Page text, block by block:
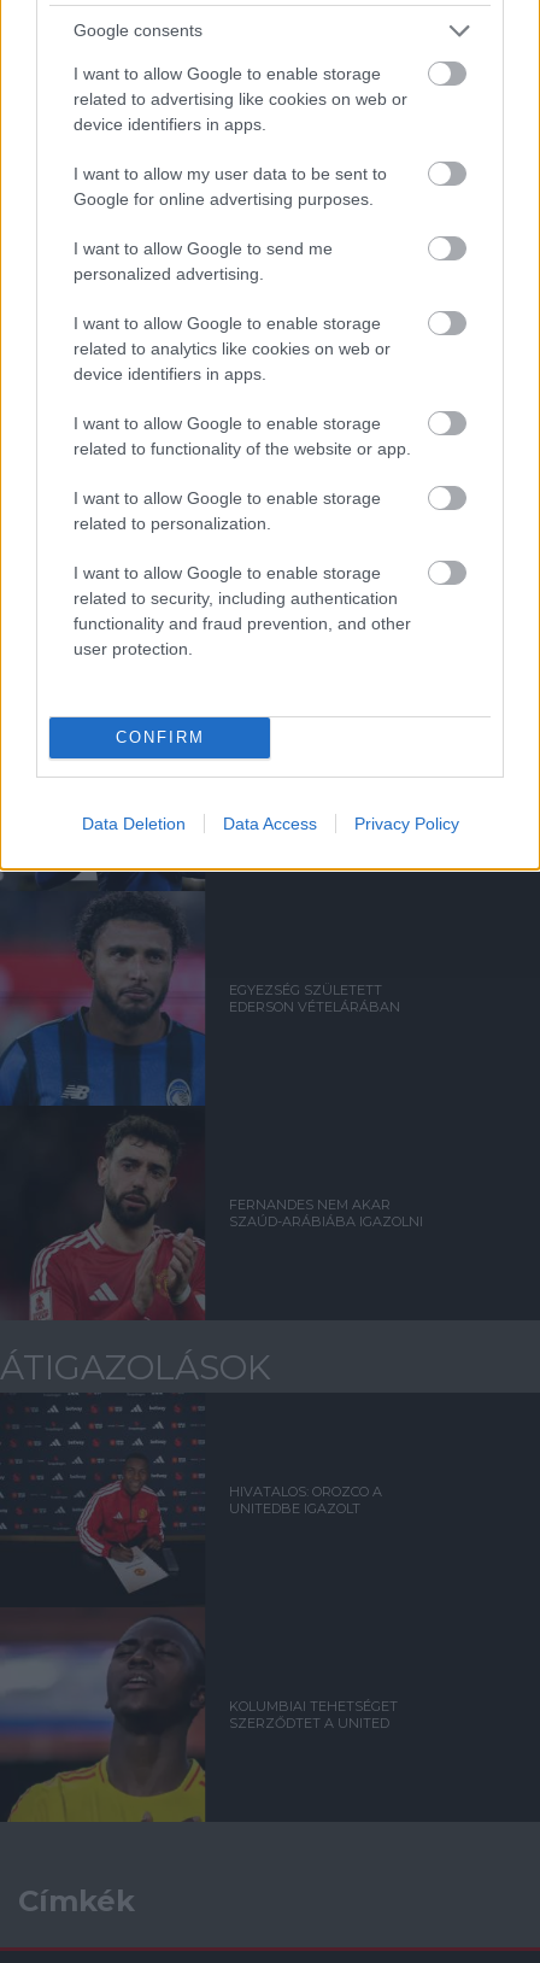
Google consents
I want to allow Google to enable storage
related to advertising like cookies on web or
device identifiers in apps.
I want to allow my user data to be sent to
Google for online advertising purposes.
I want to allow Google to send me
personalized advertising.
I want to allow Google to enable storage
related to analytics like cookies on web or
device identifiers in apps.
I want to allow Google to enable storage
related to functionality of the website or app.
I want to allow Google to enable storage
related to personalization.
I want to allow Google to enable storage
related to security, including authentication
functionality and fraud prevention, and other
user protection.
CONFIRM
Data Deletion Data Access Privacy Policy
Támogatás
a ManUtdFanatics.hu működését!
Kapcsolódó hírek
PLETYKÁK, ÁTIGAZOLÁSOK
TÁRGYALÁSOKAT FOLYTAT A
UNITED TIELEMANSRÓL
EGYEZSÉG SZÜLETETT
EDERSON VÉTELÁRÁBAN
FERNANDES NEM AKAR
SZAÚD-ARÁBIÁBA IGAZOLNI
ÁTIGAZOLÁSOK
HIVATALOS: OROZCO A
UNITEDBE IGAZOLT
KOLUMBIAI TEHETSÉGET
SZERZŐDTET A UNITED
Címkék